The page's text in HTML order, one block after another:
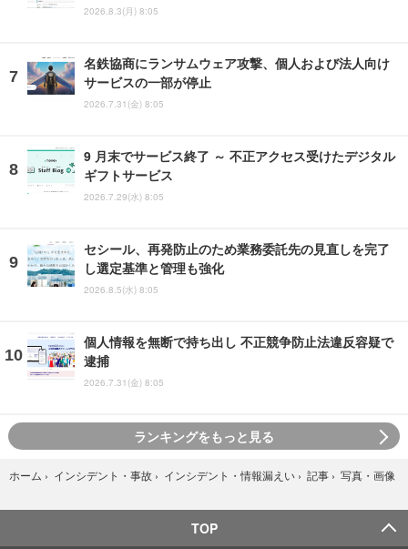
2026.8.3(月) 8:05
名鉄協商にランサムウェア攻撃、個人および法人向け
サービスの一部が停止
2026.7.31(金) 8:05
9 月末でサービス終了 ～ 不正アクセス受けたデジタル
ギフトサービス
2026.7.29(水) 8:05
セシール、再発防止のため業務委託先の見直しを完了
し選定基準と管理も強化
2026.8.5(水) 8:05
個人情報を無断で持ち出し 不正競争防止法違反容疑で
逮捕
2026.7.31(金) 8:05
ランキングをもっと見る
ホーム › インシデント・事故 › インシデント・情報漏えい › 記事 › 写真・画像
TOP